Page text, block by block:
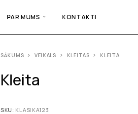
PAR MUMS KONTAKTI
SĀKUMS VEIKALS KLEITAS KLEITA
Kleita
SKU: KLASIKA123